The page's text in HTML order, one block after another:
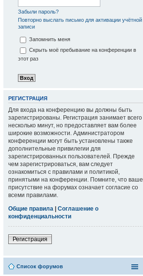
Забыли пароль?
Повторно выслать письмо для активации учётной
записи
Запомнить меня
Скрыть моё пребывание на конференции в
этот раз
РЕГИСТРАЦИЯ
Для входа на конференцию вы должны быть
зарегистрированы. Регистрация занимает всего
несколько минут, но предоставляет вам более
широкие возможности. Администратором
конференции могут быть установлены также
дополнительные привилегии для
зарегистрированных пользователей. Прежде
чем зарегистрироваться, вам следует
ознакомиться с правилами и политикой,
принятыми на конференции. Помните, что ваше
присутствие на форумах означает согласие со
всеми правилами.
Общие правила | Соглашение о
конфиденциальности
Регистрация
Список форумов